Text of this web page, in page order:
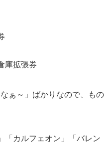
庫拡張券
ぁ～」ばかりなので、もの
「カルフェオン」「バレン